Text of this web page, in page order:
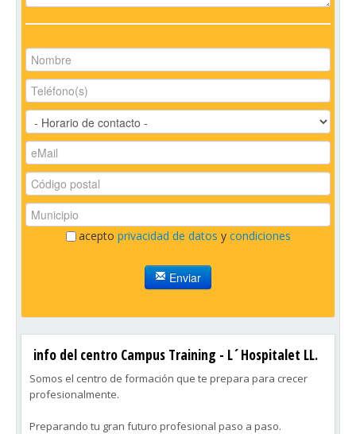
acepto privacidad de datos y condiciones
Enviar
info del centro Campus Training - L´Hospitalet LL.
Somos el centro de formación que te prepara para crecer
profesionalmente.
Preparando tu gran futuro profesional paso a paso.